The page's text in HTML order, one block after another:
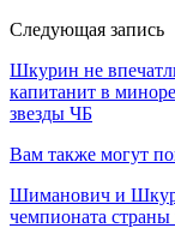
Следующая запись
Шкурин не
капитанит в
звезды ЧБ
Вам также могут
Шиманович и
чемпионата